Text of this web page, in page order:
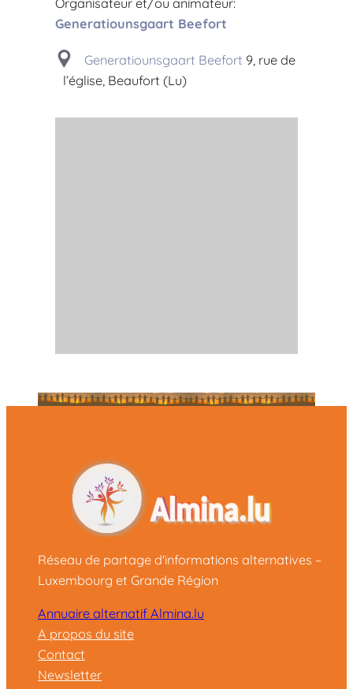
Generatiounsgaart Beefort
Generatiounsgaart Beefort 9, rue de
l’église, Beaufort (Lu)
Réseau de partage d'informations alternatives –
Luxembourg et Grande Région
Annuaire alternatif Almina.lu
A propos du site
Contact
Newsletter